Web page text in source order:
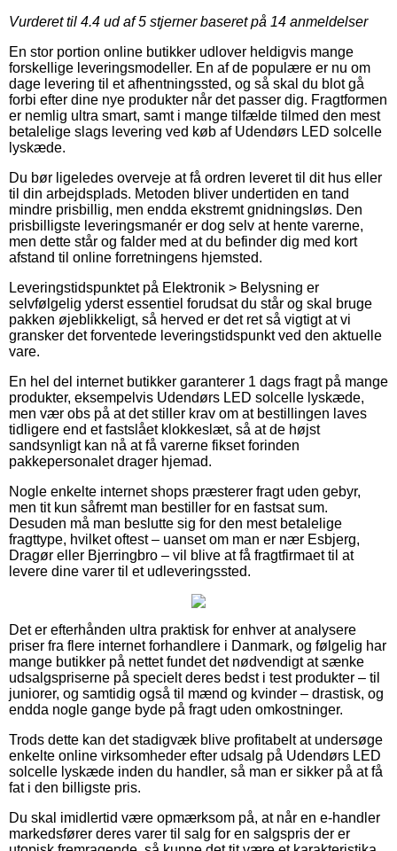
Vurderet til 4.4 ud af 5 stjerner baseret på 14 anmeldelser
En stor portion online butikker udlover heldigvis mange
forskellige leveringsmodeller. En af de populære er nu om
dage levering til et afhentningssted, og så skal du blot gå
forbi efter dine nye produkter når det passer dig. Fragtformen
er nemlig ultra smart, samt i mange tilfælde tilmed den mest
betalelige slags levering ved køb af Udendørs LED solcelle
lyskæde.
Du bør ligeledes overveje at få ordren leveret til dit hus eller
til din arbejdsplads. Metoden bliver undertiden en tand
mindre prisbillig, men endda ekstremt gnidningsløs. Den
prisbilligste leveringsmanér er dog selv at hente varerne,
men dette står og falder med at du befinder dig med kort
afstand til online forretningens hjemsted.
Leveringstidspunktet på Elektronik > Belysning er
selvfølgelig yderst essentiel forudsat du står og skal bruge
pakken øjeblikkeligt, så herved er det ret så vigtigt at vi
gransker det forventede leveringstidspunkt ved den aktuelle
vare.
En hel del internet butikker garanterer 1 dags fragt på mange
produkter, eksempelvis Udendørs LED solcelle lyskæde,
men vær obs på at det stiller krav om at bestillingen laves
tidligere end et fastslået klokkeslæt, så at de højst
sandsynligt kan nå at få varerne fikset forinden
pakkepersonalet drager hjemad.
Nogle enkelte internet shops præsterer fragt uden gebyr,
men tit kun såfremt man bestiller for en fastsat sum.
Desuden må man beslutte sig for den mest betalelige
fragttype, hvilket oftest – uanset om man er nær Esbjerg,
Dragør eller Bjerringbro – vil blive at få fragtfirmaet til at
levere dine varer til et udleveringssted.
Det er efterhånden ultra praktisk for enhver at analysere
priser fra flere internet forhandlere i Danmark, og følgelig har
mange butikker på nettet fundet det nødvendigt at sænke
udsalgspriserne på specielt deres bedst i test produkter – til
juniorer, og samtidig også til mænd og kvinder – drastisk, og
endda nogle gange byde på fragt uden omkostninger.
Trods dette kan det stadigvæk blive profitabelt at undersøge
enkelte online virksomheder efter udsalg på Udendørs LED
solcelle lyskæde inden du handler, så man er sikker på at få
fat i den billigste pris.
Du skal imidlertid være opmærksom på, at når en e-handler
markedsfører deres varer til salg for en salgspris der er